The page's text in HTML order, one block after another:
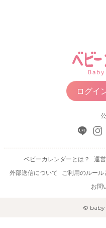
ログイ
ベビーカレンダーとは？ 運
外部送信について
ご利用のルール
お問
© baby